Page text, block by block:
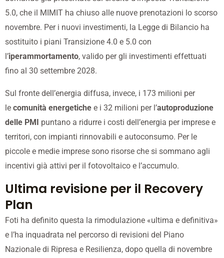
5.0, che il MIMIT ha chiuso alle nuove prenotazioni lo scorso
novembre. Per i nuovi investimenti, la Legge di Bilancio ha
sostituito i piani Transizione 4.0 e 5.0 con
l’iperammortamento, valido per gli investimenti effettuati
fino al 30 settembre 2028.
Sul fronte dell’energia diffusa, invece, i 173 milioni per
le comunità energetiche e i 32 milioni per l’autoproduzione
delle PMI puntano a ridurre i costi dell’energia per imprese e
territori, con impianti rinnovabili e autoconsumo. Per le
piccole e medie imprese sono risorse che si sommano agli
incentivi già attivi per il fotovoltaico e l’accumulo.
Ultima revisione per il Recovery
Plan
Foti ha definito questa la rimodulazione «ultima e definitiva»
e l’ha inquadrata nel percorso di revisioni del Piano
Nazionale di Ripresa e Resilienza, dopo quella di novembre